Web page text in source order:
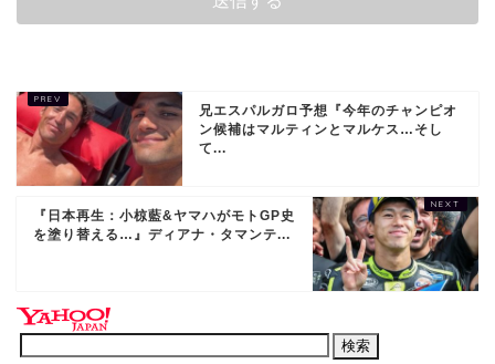
兄エスパルガロ予想『今年のチャンピオ
ン候補はマルティンとマルケス…そし
て...
『日本再生：小椋藍&ヤマハがモトGP史
を塗り替える…』ディアナ・タマンテ...